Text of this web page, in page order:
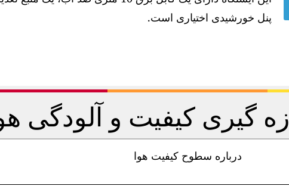
پنل خورشیدی اختیاری است.
گیری کیفیت و آلودگی
درباره سطوح کیفیت هوا